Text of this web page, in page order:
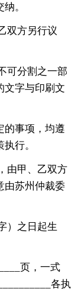
。
双方另行议
可分割之一部
文字与印刷文
的事项，均遵
行。
由甲、乙双方
由苏州仲裁委
）之日起生
页，一式
各执